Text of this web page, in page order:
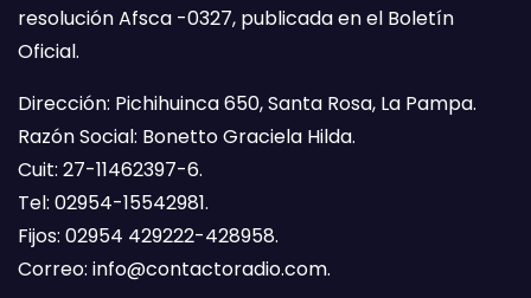
resolución Afsca -0327, publicada en el Boletín
Oficial.
Dirección: Pichihuinca 650, Santa Rosa, La Pampa.
Razón Social: Bonetto Graciela Hilda.
Cuit: 27-11462397-6.
Tel: 02954-15542981.
Fijos: 02954 429222-428958.
Correo: info@contactoradio.com.